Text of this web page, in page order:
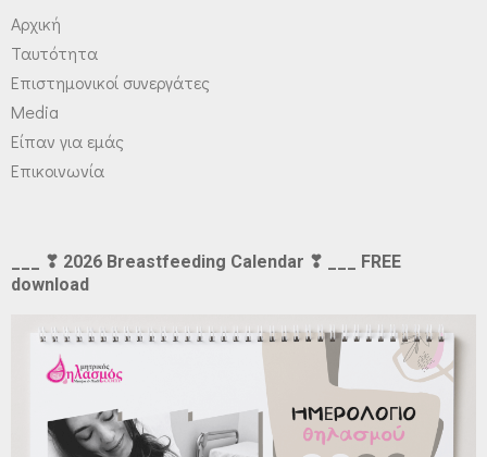
Αρχική
Ταυτότητα
Επιστημονικοί συνεργάτες
Media
Είπαν για εμάς
Επικοινωνία
___ ❣ 2026 Breastfeeding Calendar ❣ ___ FREE
download